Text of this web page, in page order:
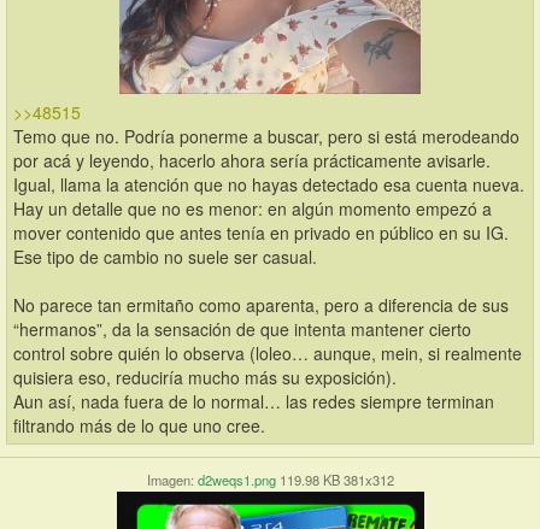
>>48515
Temo que no. Podría ponerme a buscar, pero si está merodeando
por acá y leyendo, hacerlo ahora sería prácticamente avisarle.
Igual, llama la atención que no hayas detectado esa cuenta nueva.
Hay un detalle que no es menor: en algún momento empezó a
mover contenido que antes tenía en privado en público en su IG.
Ese tipo de cambio no suele ser casual.
No parece tan ermitaño como aparenta, pero a diferencia de sus
“hermanos”, da la sensación de que intenta mantener cierto
control sobre quién lo observa (loleo… aunque, mein, si realmente
quisiera eso, reduciría mucho más su exposición).
Aun así, nada fuera de lo normal… las redes siempre terminan
filtrando más de lo que uno cree.
Imagen: d2weqs1.png 119.98 KB 381x312